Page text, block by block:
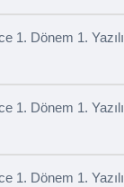
1. Dönem 1. Yazılı
1. Dönem 1. Yazılı
1. Dönem 1. Yazılı